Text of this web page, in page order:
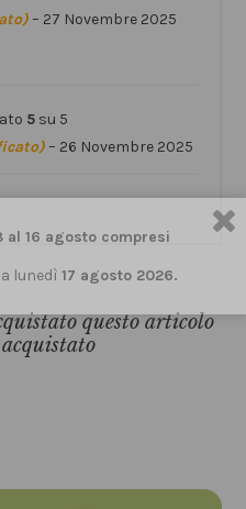
– 27 Novembre 2025
5 su 5
– 26 Novembre 2025
questo articolo
al 16 agosto compresi
lunedì 17 agosto 2026.